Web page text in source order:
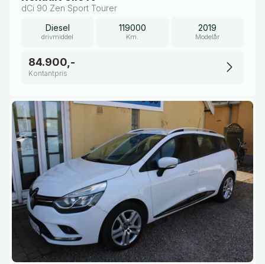
dCi 90 Zen Sport Tourer
Diesel
drivmiddel
119000
Km.
2019
Modelår
84.900,-
Kontantpris